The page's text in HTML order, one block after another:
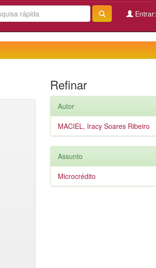
Entrar:
Refinar
Autor
MACIEL, Iracy Soares Ribeiro
Assunto
Microcrédito